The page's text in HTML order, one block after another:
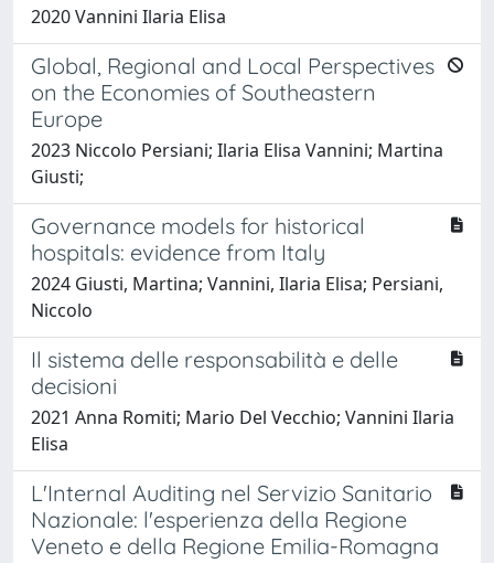
2020 Vannini Ilaria Elisa
Global, Regional and Local Perspectives
on the Economies of Southeastern
Europe
2023 Niccolo Persiani; Ilaria Elisa Vannini; Martina
Giusti;
Governance models for historical
hospitals: evidence from Italy
2024 Giusti, Martina; Vannini, Ilaria Elisa; Persiani,
Niccolo
Il sistema delle responsabilità e delle
decisioni
2021 Anna Romiti; Mario Del Vecchio; Vannini Ilaria
Elisa
L'Internal Auditing nel Servizio Sanitario
Nazionale: l'esperienza della Regione
Veneto e della Regione Emilia-Romagna